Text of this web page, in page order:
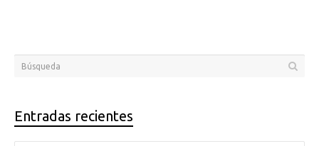
Entradas recientes